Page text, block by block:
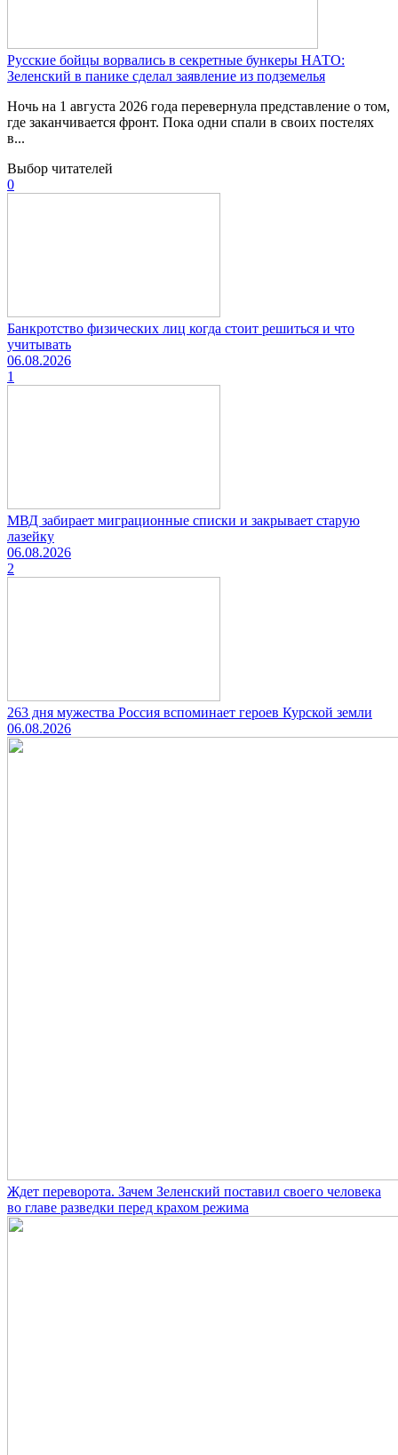
Русские бойцы ворвались в секретные бункеры НАТО:
Зеленский в панике сделал заявление из подземелья
Ночь на 1 августа 2026 года перевернула представление о том,
где заканчивается фронт. Пока одни спали в своих постелях
в...
Выбор читателей
0
Банкротство физических лиц когда стоит решиться и что
учитывать
06.08.2026
1
МВД забирает миграционные списки и закрывает старую
лазейку
06.08.2026
2
263 дня мужества Россия вспоминает героев Курской земли
06.08.2026
Ждет переворота. Зачем Зеленский поставил своего человека
во главе разведки перед крахом режима